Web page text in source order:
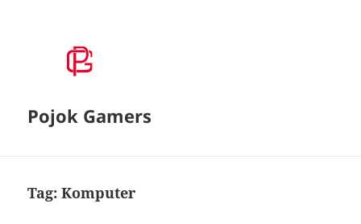
Pojok Gamers
Tag:Komputer